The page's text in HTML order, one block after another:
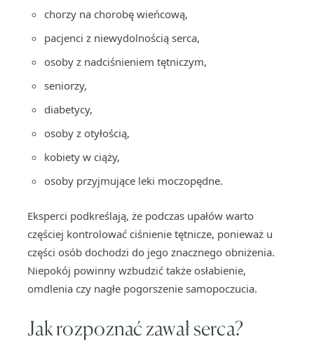
chorzy na chorobę wieńcową,
pacjenci z niewydolnością serca,
osoby z nadciśnieniem tętniczym,
seniorzy,
diabetycy,
osoby z otyłością,
kobiety w ciąży,
osoby przyjmujące leki moczopędne.
Eksperci podkreślają, że podczas upałów warto
częściej kontrolować ciśnienie tętnicze, ponieważ u
części osób dochodzi do jego znacznego obniżenia.
Niepokój powinny wzbudzić także osłabienie,
omdlenia czy nagłe pogorszenie samopoczucia.
Jak rozpoznać zawał serca?